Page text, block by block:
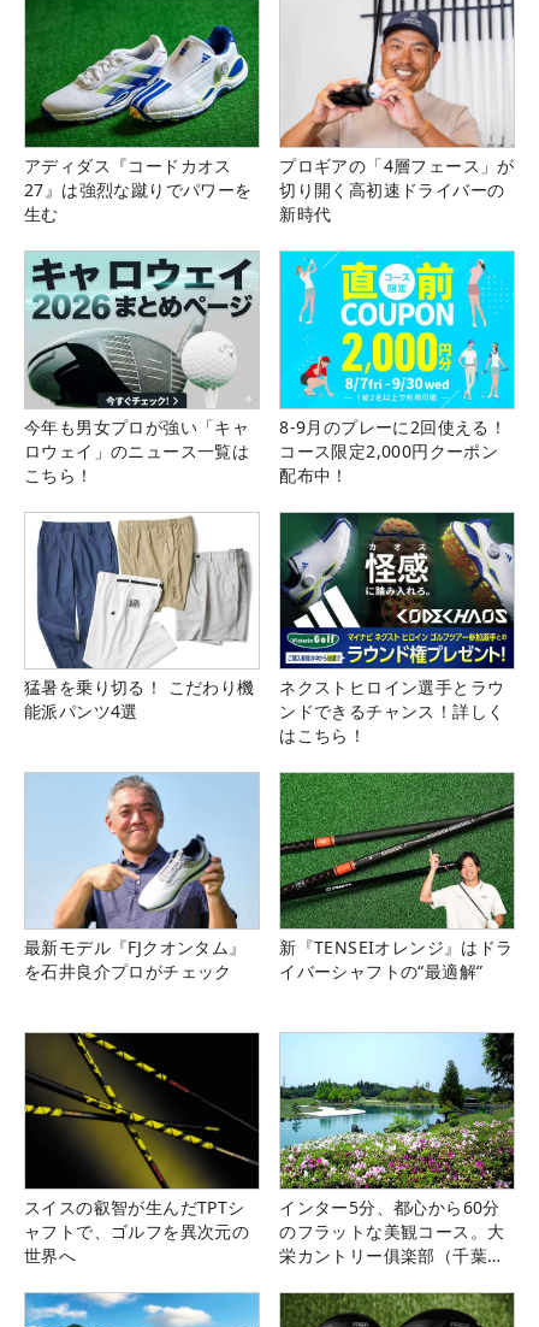
アディダス『コードカオス
27』は強烈な蹴りでパワーを
生む
プロギアの「4層フェース」が
切り開く高初速ドライバーの
新時代
今年も男女プロが強い「キャ
ロウェイ」のニュース一覧は
こちら！
8-9月のプレーに2回使える！
コース限定2,000円クーポン
配布中！
猛暑を乗り切る！ こだわり機
能派パンツ4選
ネクストヒロイン選手とラウ
ンドできるチャンス！詳しく
はこちら！
最新モデル『FJクオンタム』
を石井良介プロがチェック
新『TENSEIオレンジ』はドラ
イバーシャフトの“最適解”
スイスの叡智が生んだTPTシ
ャフトで、ゴルフを異次元の
世界へ
インター5分、都心から60分
のフラットな美観コース。大
栄カントリー俱楽部（千葉